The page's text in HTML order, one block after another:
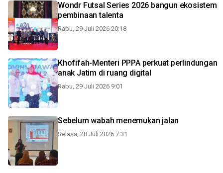
Wondr Futsal Series 2026 bangun ekosistem
pembinaan talenta
Rabu, 29 Juli 2026 20:18
Khofifah-Menteri PPPA perkuat perlindungan
anak Jatim di ruang digital
Rabu, 29 Juli 2026 9:01
Sebelum wabah menemukan jalan
Selasa, 28 Juli 2026 7:31